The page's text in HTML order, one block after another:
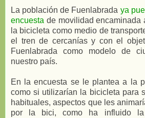
La población de Fuenlabrada ya
encuesta de movilidad encaminada
la bicicleta como medio de
el tren de cercanías y con el
Fuenlabrada como modelo de
nuestro país.
En la encuesta se le plantea a la
como si utilizarían la bicicleta para
habituales, aspectos que les
por la bici, como ha influido